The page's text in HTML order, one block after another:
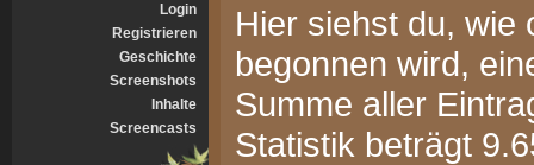
Login
Registrieren
Geschichte
Screenshots
Inhalte
Screencasts
Hier siehst du, wie
begonnen wird,
Summe aller
Statistik beträgt